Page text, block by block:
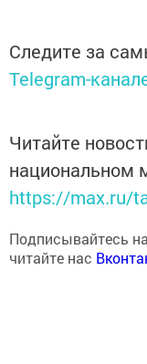
Следите за
Telegram-
Читайте
национальном
https://max.ru/
Подписывайтесь
читайте нас